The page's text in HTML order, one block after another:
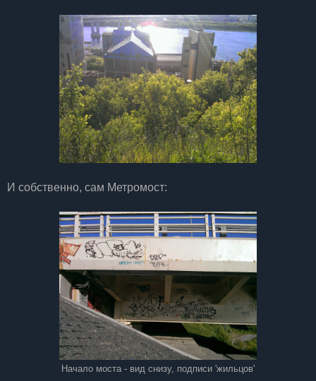
И собственно, сам Метромост:
Начало моста - вид снизу, подписи 'жильцов'